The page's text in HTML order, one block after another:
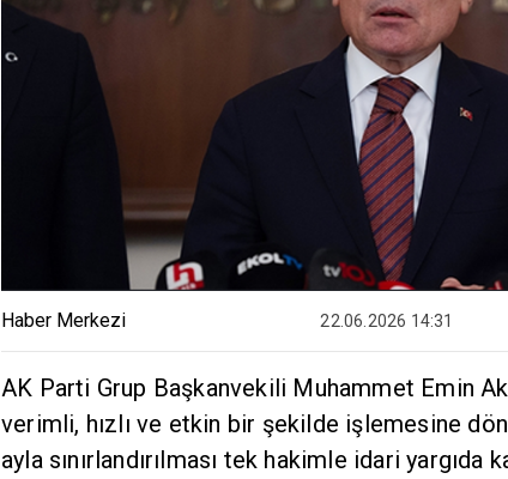
Haber Merkezi 22.06.2026 14:31
AK Parti Grup Başkanvekili Muhammet Emin
verimli, hızlı ve etkin bir şekilde işlemesine
ayla sınırlandırılması tek hakimle idari yargıda